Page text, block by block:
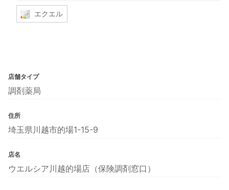
エクエル
店舗タイプ
調剤薬局
住所
埼玉県川越市的場1-15-9
店名
ウエルシア川越的場店（保険調剤窓口）